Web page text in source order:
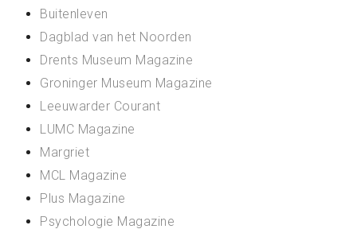
Buitenleven
Dagblad van het Noorden
Drents Museum Magazine
Groninger Museum Magazine
Leeuwarder Courant
LUMC Magazine
Margriet
MCL Magazine
Plus Magazine
Psychologie Magazine